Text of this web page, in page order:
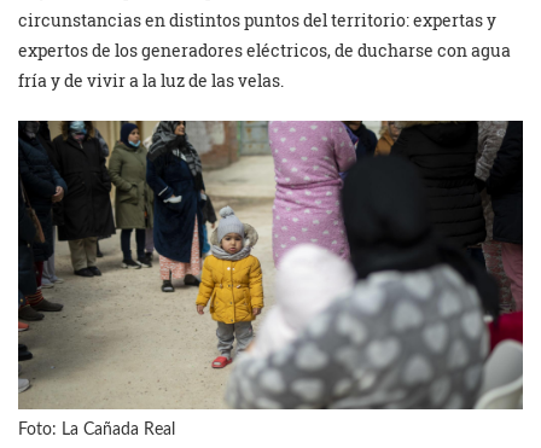
circunstancias en distintos puntos del territorio: expertas y
expertos de los generadores eléctricos, de ducharse con agua
fría y de vivir a la luz de las velas.
Foto: La Cañada Real